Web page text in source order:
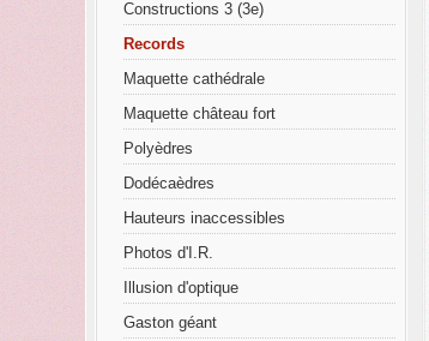
Constructions 3 (3e)
Records
Maquette cathédrale
Maquette château fort
Polyèdres
Dodécaèdres
Hauteurs inaccessibles
Photos d'I.R.
Illusion d'optique
Gaston géant